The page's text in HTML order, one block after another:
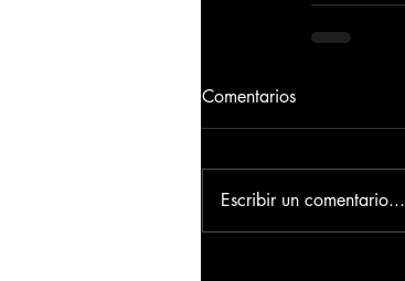
Comentarios
Escribir un comentario...